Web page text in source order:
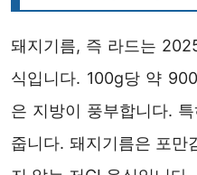
돼지기름, 즉 라드는
식입니다. 100g당 약
은 지방이 풍부합니다.
줍니다. 돼지기름은 포만